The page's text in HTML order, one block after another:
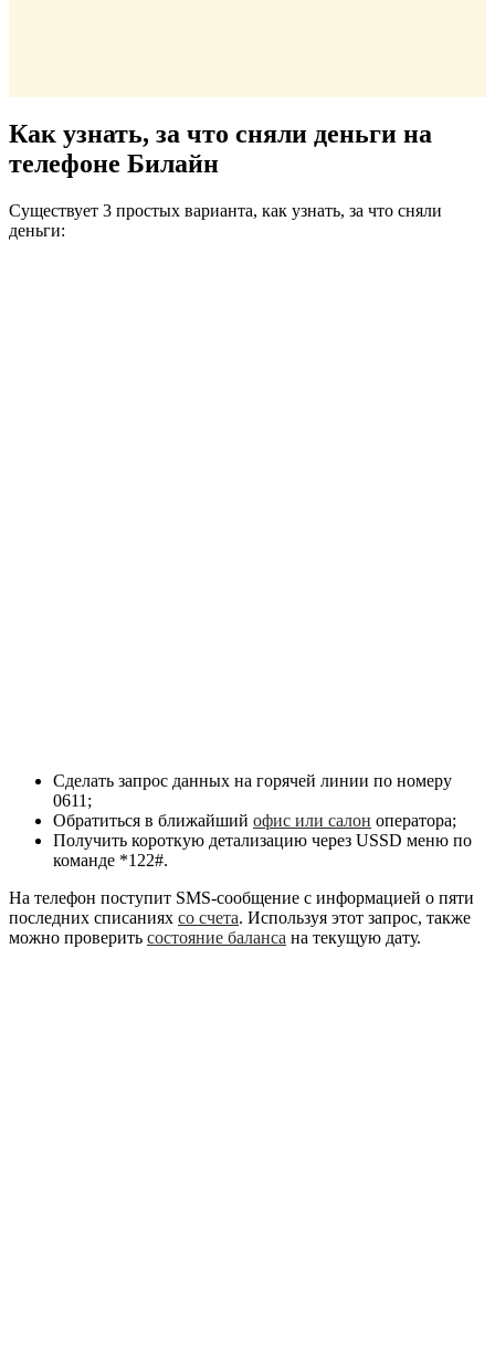
Как узнать, за что сняли деньги на
телефоне Билайн
Существует 3 простых варианта, как узнать, за что сняли
деньги:
Сделать запрос данных на горячей линии по номеру
0611 ;
Обратиться в ближайший офис или салон оператора;
Получить короткую детализацию через USSD меню по
команде *122#.
На телефон поступит SMS-сообщение с информацией о пяти
последних списаниях со счета. Используя этот запрос, также
можно проверить состояние баланса на текущую дату.